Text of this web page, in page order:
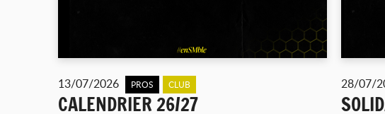
13/07/2026 PROS CLUB
CALENDRIER 26/27
28/07/